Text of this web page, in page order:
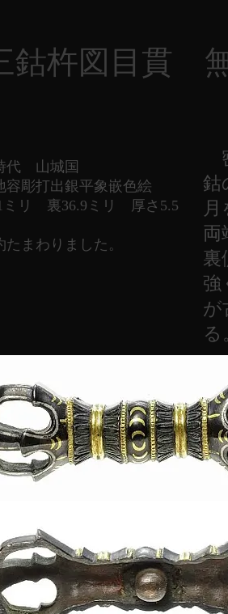
鈷杵図目貫
代 山城国
容彫打出銀平象嵌色絵
ミリ 裏36.9ミリ 厚さ5.5
たまわりました。
鈷
両
裏
強
が
る